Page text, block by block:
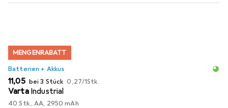
MENGENRABATT
Batterien + Akkus
EUR
11,05 bei 3 Stück EUR
0,27/1Stk.
Varta Industrial
40 Stk., AA, 2950 mAh